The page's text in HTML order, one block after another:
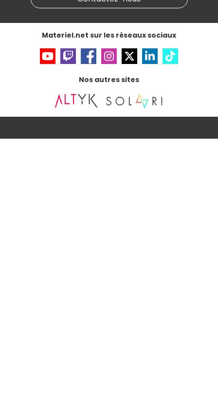
Materiel.net sur les réseaux sociaux
Nos autres sites